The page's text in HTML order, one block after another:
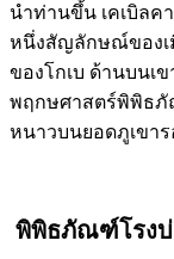
นำท่านขึ้น เคเบิลค
หนึ่งสัญลักษณ์ของเมื
ของโกเบ ด้านบนเ
พฤกษศาสตร์พิพิธภั
หนาวบนยอดภูเขา
พิพิธภัณฑ์โรงบ่